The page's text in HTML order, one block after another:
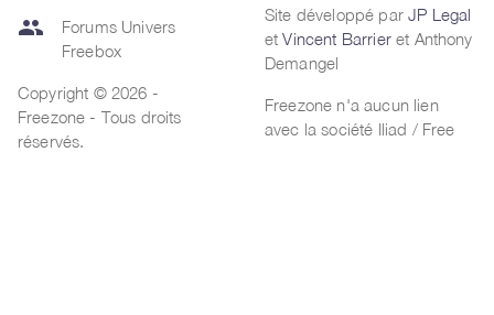
group
Forums Univers
Freebox
Copyright © 2026 -
Freezone - Tous droits
réservés.
Site développé parJP Legal
etVincent Barrieret Anthony
Demangel
Freezone n'a aucun lien
avec la société Iliad / Free